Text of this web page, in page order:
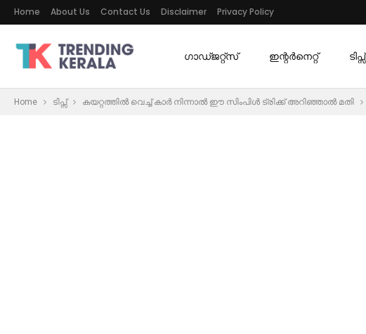
Home About Us Contact Us Disclaimer Privacy Policy
ഗാഡ്ജറ്റ്സ് ഇന്റര്‍നെറ്റ് ടിപ്സ്
Home ടിപ്സ് കയറ്റത്തിൽ വെച്ച് കാർ നിന്നാൽ ഈ സിംപിൾ ട്രിക്ക് അറിഞ്ഞാൽ മതി